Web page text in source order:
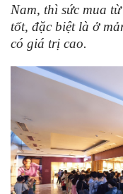
Nam, thì sức mua
tốt, đặc biệt là ở
có giá trị cao.